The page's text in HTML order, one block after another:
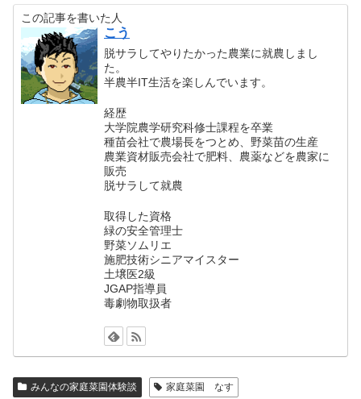
この記事を書いた人
こう
脱サラしてやりたかった農業に就農しまし
た。
半農半IT生活を楽しんでいます。
経歴
大学院農学研究科修士課程を卒業
種苗会社で農場長をつとめ、野菜苗の生産
農業資材販売会社で肥料、農薬などを農家に
販売
脱サラして就農
取得した資格
緑の安全管理士
野菜ソムリエ
施肥技術シニアマイスター
土壌医2級
JGAP指導員
毒劇物取扱者
みんなの家庭菜園体験談 家庭菜園 なす